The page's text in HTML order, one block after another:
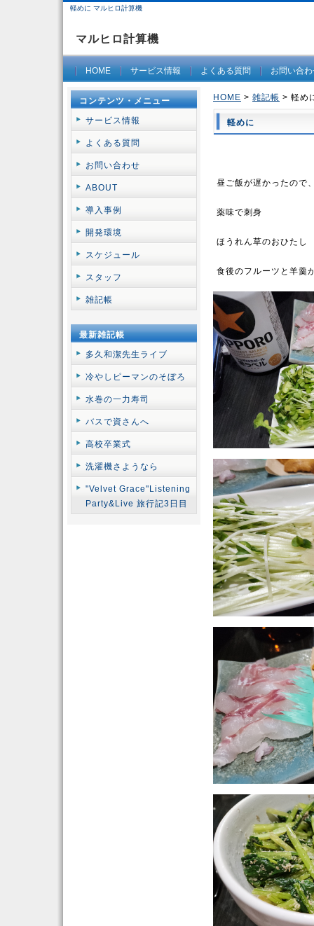
軽めに マルヒロ計算機
マルヒロ計算機
HOME サービス情報 よくある質問 お問い合
HOME > 雑記帳 > 軽め
軽めに
昼ご飯が遅かったので
薬味で刺身
ほうれん草のおひたし
食後のフルーツと羊羹
コンテンツ・メニュー
サービス情報
よくある質問
お問い合わせ
ABOUT
導入事例
開発環境
スケジュール
スタッフ
雑記帳
最新雑記帳
多久和潔先生ライブ
冷やしピーマンのそぼろ
水巻の一力寿司
バスで資さんへ
高校卒業式
洗濯機さようなら
"Velvet Grace"Listening
Party&Live 旅行記3日目